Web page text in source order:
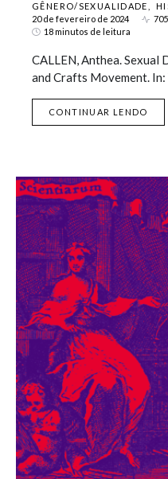
GÊNERO/SEXUALIDADE
20 de fevereiro de 2024
18 minutos de leitura
CALLEN, Anthea.
and Crafts Movement. In:
CONTINUAR LENDO